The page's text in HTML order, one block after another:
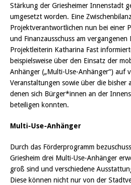
Stärkung der Griesheimer Innenstadt
umgesetzt worden. Eine
Projektverantwortlichen nun bei einer
und Finanzausschuss am
Projektleiterin Katharina Fast
beispielsweise über den Einsatz der
Anhänger („Multi-Use-Anhänger“) auf
Veranstaltungen sowie über die bisher
denen sich Bürger*innen an der
beteiligen konnten.
Multi-Use-Anhänger
Durch das Förderprogramm
Griesheim drei Multi-Use-Anhänger
groß sind und verschiedene
Diese können nicht nur von der